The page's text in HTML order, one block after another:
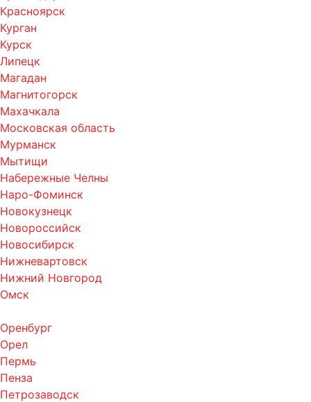
Красноярск
Курган
Курск
Липецк
Магадан
Магнитогорск
Махачкала
Московская область
Мурманск
Мытищи
Набережные Челны
Наро-Фоминск
Новокузнецк
Новороссийск
Новосибирск
Нижневартовск
Нижний Новгород
Омск
Оренбург
Орел
Пермь
Пенза
Петрозаводск